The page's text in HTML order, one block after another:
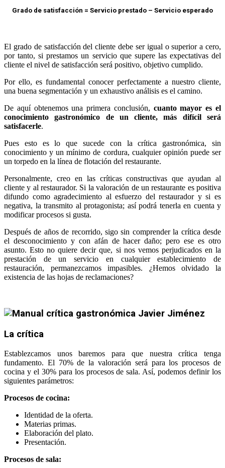
Grado de satisfacción = Servicio prestado – Servicio esperado
El grado de satisfacción del cliente debe ser igual o superior a cero,
por tanto, si prestamos un servicio que supere las expectativas del
cliente el nivel de satisfacción será positivo, objetivo cumplido.
Por ello, es fundamental conocer perfectamente a nuestro cliente,
una buena segmentación y un exhaustivo análisis es el camino.
De aquí obtenemos una primera conclusión, cuanto mayor es el
conocimiento gastronómico de un cliente, más difícil será
satisfacerle.
Pues esto es lo que sucede con la crítica gastronómica, sin
conocimiento y un mínimo de cordura, cualquier opinión puede ser
un torpedo en la línea de flotación del restaurante.
Personalmente, creo en las críticas constructivas que ayudan al
cliente y al restaurador. Si la valoración de un restaurante es positiva
difundo como agradecimiento al esfuerzo del restaurador y si es
negativa, la transmito al protagonista; así podrá tenerla en cuenta y
modificar procesos si gusta.
Después de años de recorrido, sigo sin comprender la crítica desde
el desconocimiento y con afán de hacer daño; pero ese es otro
asunto. Esto no quiere decir que, si nos vemos perjudicados en la
prestación de un servicio en cualquier establecimiento de
restauración, permanezcamos impasibles. ¿Hemos olvidado la
existencia de las hojas de reclamaciones?
La crítica
Establezcamos unos baremos para que nuestra crítica tenga
fundamento. El 70% de la valoración será para los procesos de
cocina y el 30% para los procesos de sala. Así, podemos definir los
siguientes parámetros:
Procesos de cocina:
Identidad de la oferta.
Materias primas.
Elaboración del plato.
Presentación.
Procesos de sala: